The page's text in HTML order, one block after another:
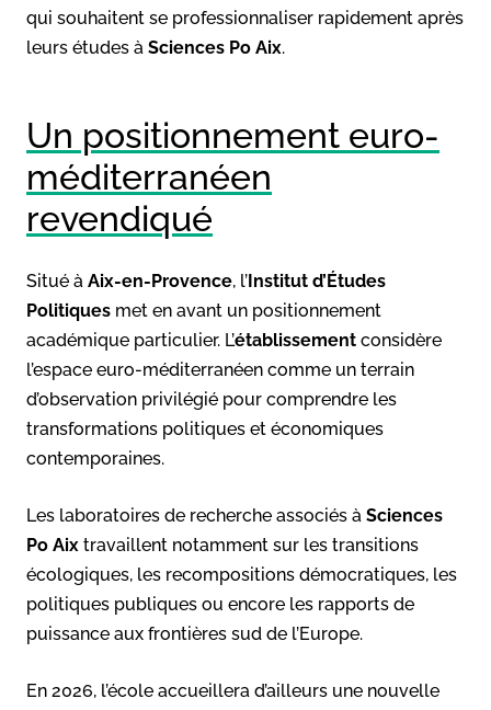
qui souhaitent se professionnaliser rapidement après
leurs études à Sciences Po Aix.
Un positionnement euro-
méditerranéen
revendiqué
Situé à Aix-en-Provence, l’Institut d’Études
Politiques met en avant un positionnement
académique particulier. L’établissement considère
l’espace euro-méditerranéen comme un terrain
d’observation privilégié pour comprendre les
transformations politiques et économiques
contemporaines.
Les laboratoires de recherche associés à Sciences
Po Aix travaillent notamment sur les transitions
écologiques, les recompositions démocratiques, les
politiques publiques ou encore les rapports de
puissance aux frontières sud de l’Europe.
En 2026, l’école accueillera d’ailleurs une nouvelle